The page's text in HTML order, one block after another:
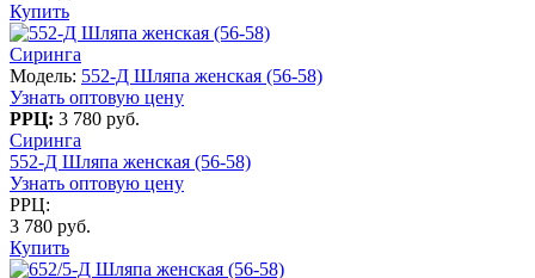
Купить
Сиринга
Модель: 552-Д Шляпа женская (56-58)
Узнать оптовую цену
РРЦ: 3 780 руб.
Сиринга
552-Д Шляпа женская (56-58)
Узнать оптовую цену
РРЦ:
3 780 руб.
Купить